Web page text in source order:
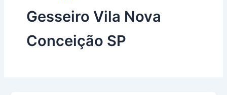
Gesseiro Vila Nova
Conceição SP